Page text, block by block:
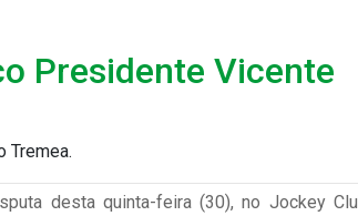
Presidente Vicente
Tremea.
desta quinta-feira (30), no Jockey